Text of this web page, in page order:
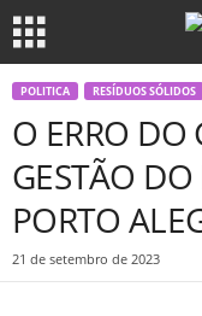
POLITICA RESÍDUOS SÓLIDOS
O ERRO
GESTÃO
PORTO
21 de setembro de 2023